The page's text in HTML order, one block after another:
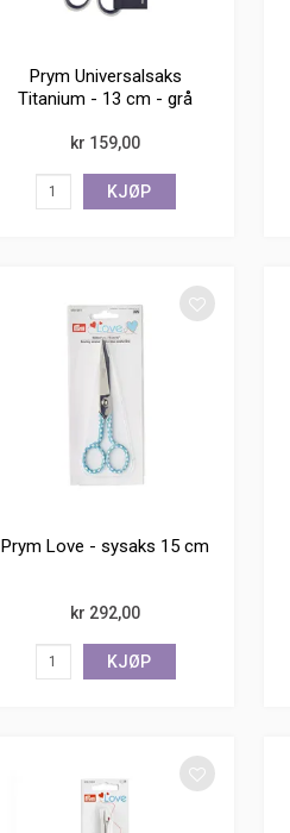
Prym Universalsaks
Titanium - 13 cm - grå
kr 159,00
KJØP
Prym Love - sysaks 15 cm
kr 292,00
KJØP